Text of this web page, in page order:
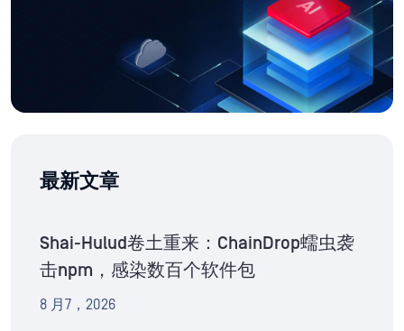
最新文章
Shai-Hulud卷土重来：ChainDrop蠕虫袭
击npm，感染数百个软件包
8 月7，2026